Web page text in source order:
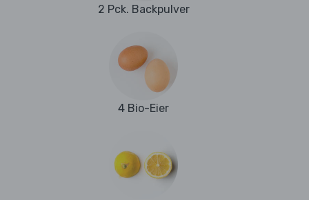
2 Pck. Backpulver
4 Bio-Eier